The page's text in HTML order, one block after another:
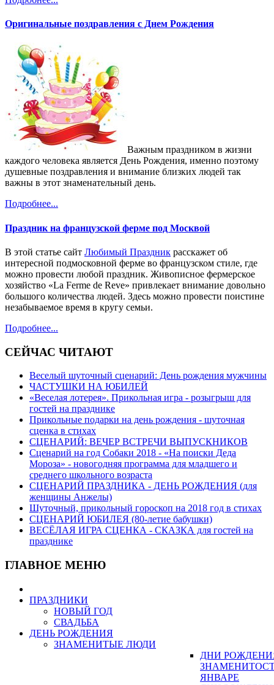
Оригинальные поздравления с Днем Рождения
Важным праздником в жизни
каждого человека является День Рождения, именно поэтому
душевные поздравления и внимание близких людей так
важны в этот знаменательный день.
Подробнее...
Праздник на французской ферме под Москвой
В этой статье сайт Любимый Праздник расскажет об
интересной подмосковной ферме во французском стиле, где
можно провести любой праздник. Живописное фермерское
хозяйство «La Ferme de Reve» привлекает внимание довольно
большого количества людей. Здесь можно провести поистине
незабываемое время в кругу семьи.
Подробнее...
СЕЙЧАС ЧИТАЮТ
Веселый шуточный сценарий: День рождения мужчины
ЧАСТУШКИ НА ЮБИЛЕЙ
«Веселая лотерея». Прикольная игра - розыгрыш для
гостей на празднике
Прикольные подарки на день рождения - шуточная
сценка в стихах
СЦЕНАРИЙ: ВЕЧЕР ВСТРЕЧИ ВЫПУСКНИКОВ
Сценарий на год Собаки 2018 - «На поиски Деда
Мороза» - новогодняя программа для младшего и
среднего школьного возраста
СЦЕНАРИЙ ПРАЗДНИКА - ДЕНЬ РОЖДЕНИЯ (для
женщины Анжелы)
Шуточный, прикольный гороскоп на 2018 год в стихах
СЦЕНАРИЙ ЮБИЛЕЯ (80-летие бабушки)
ВЕСЁЛАЯ ИГРА СЦЕНКА - СКАЗКА для гостей на
празднике
ГЛАВНОЕ МЕНЮ
ПРАЗДНИКИ
НОВЫЙ ГОД
СВАДЬБА
ДЕНЬ РОЖДЕНИЯ
ЗНАМЕНИТЫЕ ЛЮДИ
ДНИ
ЯНВАРЕ